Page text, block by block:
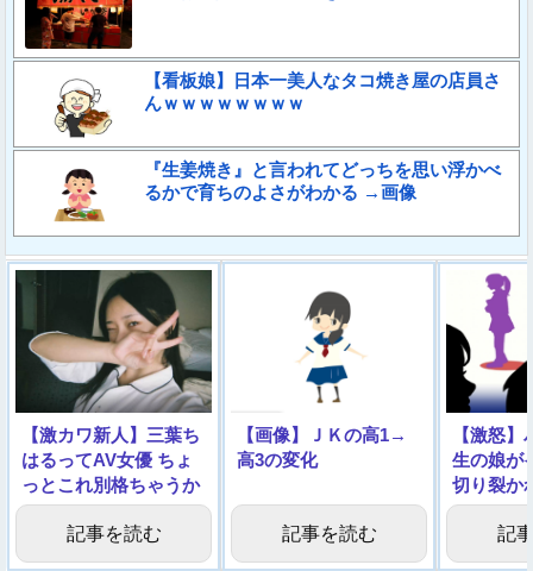
【看板娘】日本一美人なタコ焼き屋の店員さ
んｗｗｗｗｗｗｗｗ
『生姜焼き』と言われてどっちを思い浮かべ
るかで育ちのよさがわかる →画像
【激カワ新人】三葉ち
はるってAV女優 ちょ
っとこれ別格ちゃうか
→動画像
記事を読む
【画像】ＪＫの高1→
高3の変化
記事を読む
【激怒
生の娘が
切り裂か
された！
記